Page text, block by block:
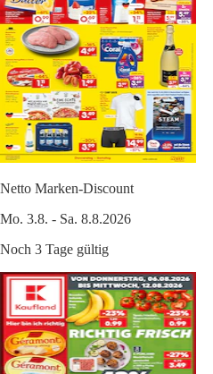
Netto Marken-Discount
Mo. 3.8. - Sa. 8.8.2026
Noch 3 Tage gültig